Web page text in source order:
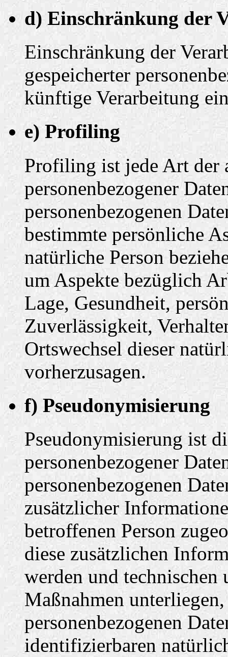
d) Einschränkung der
Einschränkung der
gespeicherter
künftige Verarbeitung
e) Profiling
Profiling ist jede Art der
personenbezogener
personenbezogenen
bestimmte persönliche
natürliche Person
um Aspekte bezüglich
Lage, Gesundheit,
Zuverlässigkeit,
Ortswechsel dieser
vorherzusagen.
f) Pseudonymisierung
Pseudonymisierung ist
personenbezogener
personenbezogenen
zusätzlicher
betroffenen Person
diese zusätzlichen
werden und technischen
Maßnahmen
personenbezogenen
identifizierbaren